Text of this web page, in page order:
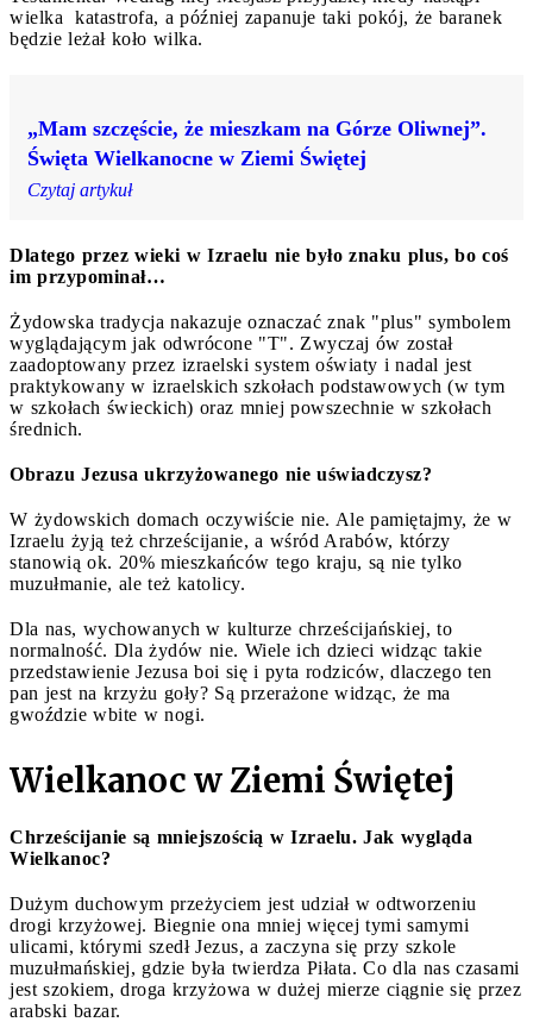
wielka katastrofa, a później zapanuje taki pokój, że baranek
będzie leżał koło wilka.
„Mam szczęście, że mieszkam na Górze Oliwnej”.
Święta Wielkanocne w Ziemi Świętej
Czytaj artykuł
Dlatego przez wieki w Izraelu nie było znaku plus, bo coś
im przypominał…
Żydowska tradycja nakazuje oznaczać znak "plus" symbolem
wyglądającym jak odwrócone "T". Zwyczaj ów został
zaadoptowany przez izraelski system oświaty i nadal jest
praktykowany w izraelskich szkołach podstawowych (w tym
w szkołach świeckich) oraz mniej powszechnie w szkołach
średnich.
Obrazu Jezusa ukrzyżowanego nie uświadczysz?
W żydowskich domach oczywiście nie. Ale pamiętajmy, że w
Izraelu żyją też chrześcijanie, a wśród Arabów, którzy
stanowią ok. 20% mieszkańców tego kraju, są nie tylko
muzułmanie, ale też katolicy.
Dla nas, wychowanych w kulturze chrześcijańskiej, to
normalność. Dla żydów nie. Wiele ich dzieci widząc takie
przedstawienie Jezusa boi się i pyta rodziców, dlaczego ten
pan jest na krzyżu goły? Są przerażone widząc, że ma
gwoździe wbite w nogi.
Wielkanoc w Ziemi Świętej
Chrześcijanie są mniejszością w Izraelu. Jak wygląda
Wielkanoc?
Dużym duchowym przeżyciem jest udział w odtworzeniu
drogi krzyżowej. Biegnie ona mniej więcej tymi samymi
ulicami, którymi szedł Jezus, a zaczyna się przy szkole
muzułmańskiej, gdzie była twierdza Piłata. Co dla nas czasami
jest szokiem, droga krzyżowa w dużej mierze ciągnie się przez
arabski bazar.